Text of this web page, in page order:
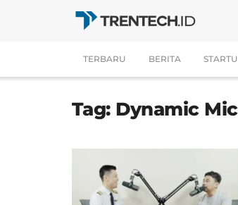
TERBARU BERITA
Tag: Dynamic Mic